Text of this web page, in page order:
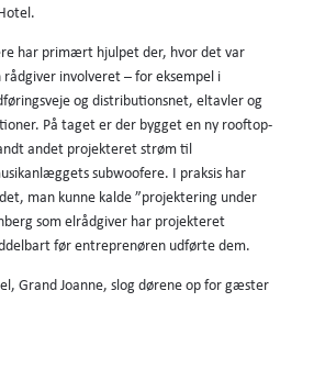
har primært hjulpet der, hvor det var
involveret – for eksempel i
og distributionsnet, eltavler og
På taget er der bygget en ny rooftop-
andet projekteret strøm til
subwoofere. I praksis har
man kunne kalde ”projektering under
som elrådgiver har projekteret
før entreprenøren udførte dem.
Grand Joanne, slog dørene op for gæster